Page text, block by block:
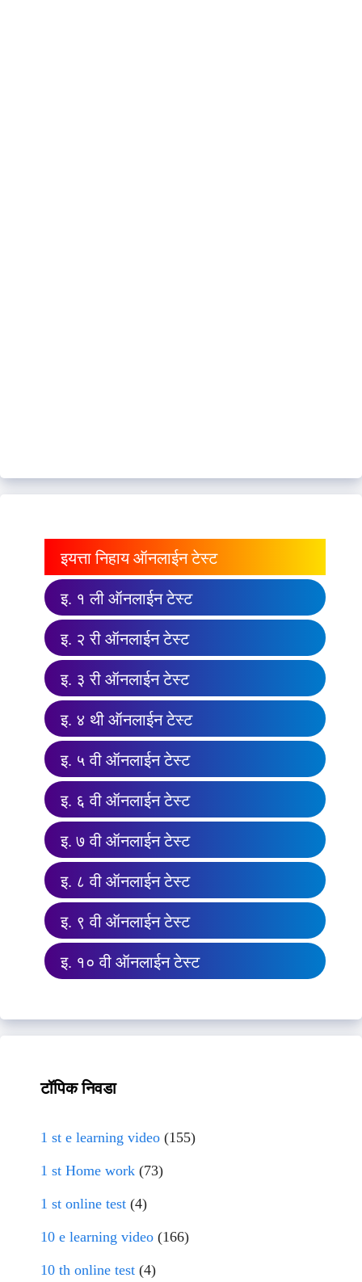
इयत्ता निहाय ऑनलाईन टेस्ट
इ. १ ली ऑनलाईन टेस्ट
इ. २ री ऑनलाईन टेस्ट
इ. ३ री ऑनलाईन टेस्ट
इ. ४ थी ऑनलाईन टेस्ट
इ. ५ वी ऑनलाईन टेस्ट
इ. ६ वी ऑनलाईन टेस्ट
इ. ७ वी ऑनलाईन टेस्ट
इ. ८ वी ऑनलाईन टेस्ट
इ. ९ वी ऑनलाईन टेस्ट
इ. १० वी ऑनलाईन टेस्ट
टॉपिक निवडा
1 st e learning video (155)
1 st Home work (73)
1 st online test (4)
10 e learning video (166)
10 th online test (4)